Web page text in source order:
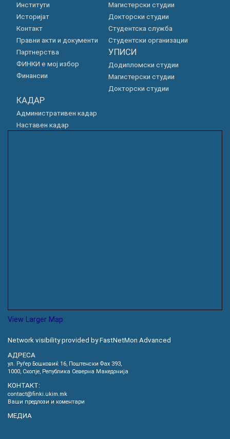
Институти
Историјат
Контакт
Правни акти и документи
Партнерства
ФИНКИ е мој избор
Финансии
Магистерски студии
Докторски студии
Студентска служба
Студентски организации
УПИСИ
Додипломски студии
Магистерски студии
Докторски студии
КАДАР
Административен кадар
Наставен кадар
View Larger Map
Network visibility provided by FastNetMon Advanced
АДРЕСА
ул. Руѓер Бошковиќ 16, Пoштенски Фах 393,
1000, Скопје, Република Северна Македонија
КОНТАКТ:
contact@finki.ukim.mk
Ваши предлози и коментари
МЕДИА